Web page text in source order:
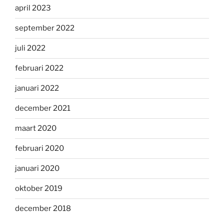
april 2023
september 2022
juli 2022
februari 2022
januari 2022
december 2021
maart 2020
februari 2020
januari 2020
oktober 2019
december 2018